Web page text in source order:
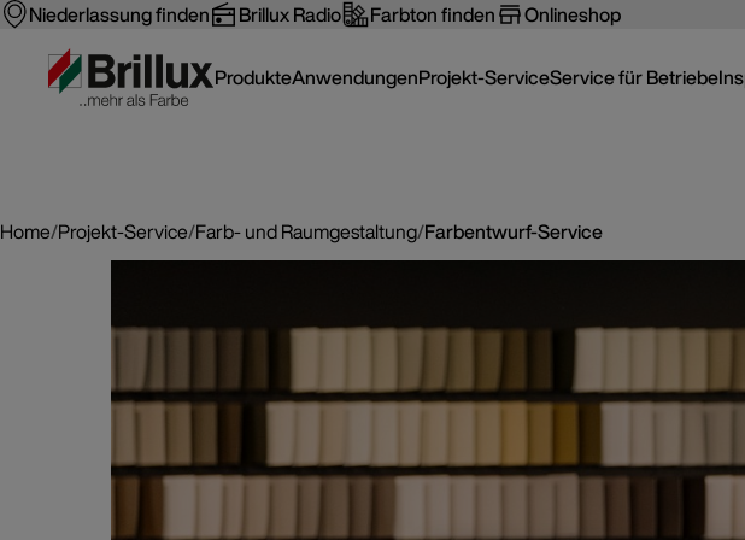
Niederlassung finden Brillux Radio Farbton finden Onlineshop
ProdukteAnwendungenProjekt-ServiceService für Betriebe
Home/Projekt-Service/Farb- und Raumgestaltung/Farbentwurf-Service